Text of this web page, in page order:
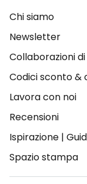
Chi siamo
Newsletter
Collaborazioni
Codici sconto &
Lavora con noi
Recensioni
Ispirazione |
Spazio stampa